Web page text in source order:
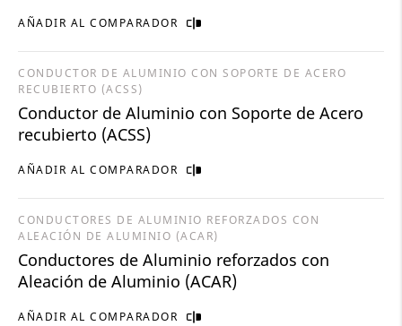
AÑADIR AL COMPARADOR
AÑADIR AL COMPARADOR
CONDUCTOR DE ALUMINIO CON SOPORTE DE ACERO
RECUBIERTO (ACSS)
Conductor de Aluminio con Soporte de Acero
recubierto (ACSS)
AÑADIR AL COMPARADOR
CONDUCTORES DE ALUMINIO REFORZADOS CON
ALEACIÓN DE ALUMINIO (ACAR)
Conductores de Aluminio reforzados con
Aleación de Aluminio (ACAR)